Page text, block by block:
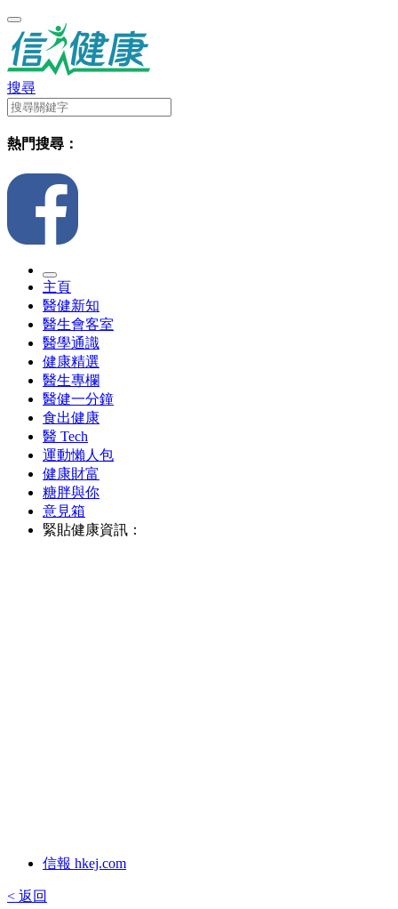
搜尋
熱門搜尋：
主頁
醫健新知
醫生會客室
醫學通識
健康精選
醫生專欄
醫健一分鐘
食出健康
醫 Tech
運動懶人包
健康財富
糖胖與你
意見箱
緊貼健康資訊：
信報 hkej.com
< 返回